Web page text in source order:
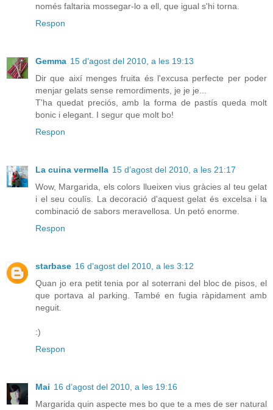
només faltaria mossegar-lo a ell, que igual s'hi torna.
Respon
Gemma 15 d’agost del 2010, a les 19:13
Dir que així menges fruita és l'excusa perfecte per poder
menjar gelats sense remordiments, je je je...
T'ha quedat preciós, amb la forma de pastís queda molt
bonic i elegant. I segur que molt bo!
Respon
La cuina vermella 15 d’agost del 2010, a les 21:17
Wow, Margarida, els colors llueixen vius gràcies al teu gelat
i el seu coulís. La decoració d'aquest gelat és excelsa i la
combinació de sabors meravellosa. Un petó enorme.
Respon
starbase 16 d’agost del 2010, a les 3:12
Quan jo era petit tenia por al soterrani del bloc de pisos, el
que portava al parking. També en fugia ràpidament amb
neguit.
:)
Respon
Mai 16 d’agost del 2010, a les 19:16
Margarida quin aspecte mes bo que te a mes de ser natural